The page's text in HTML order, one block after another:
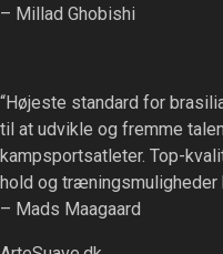
– Millad Ghobishi
“Højeste standard for
til at udvikle og fremme
kampsportsatleter. Top-
hold og træningsmuligheder
– Mads Maagaard